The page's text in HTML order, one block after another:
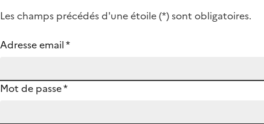
Les champs précédés d'une étoile (*) sont obligatoires.
Adresse email*
Mot de passe*